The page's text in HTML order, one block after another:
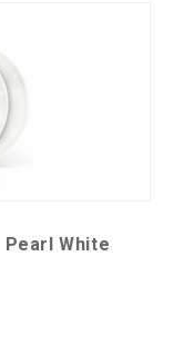
Pearl White